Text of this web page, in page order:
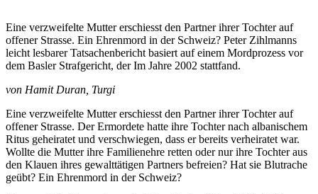
Eine verzweifelte Mutter erschiesst den Partner ihrer Tochter auf
offener Strasse. Ein Ehrenmord in der Schweiz? Peter Zihlmanns
leicht lesbarer Tatsachenbericht basiert auf einem Mordprozess vor
dem Basler Strafgericht, der Im Jahre 2002 stattfand.
von Hamit Duran, Turgi
Eine verzweifelte Mutter erschiesst den Partner ihrer Tochter auf
offener Strasse. Der Ermordete hatte ihre Tochter nach albanischem
Ritus geheiratet und verschwiegen, dass er bereits verheiratet war.
Wollte die Mutter ihre Familienehre retten oder nur ihre Tochter aus
den Klauen ihres gewalttätigen Partners befreien? Hat sie Blutrache
geübt? Ein Ehrenmord in der Schweiz?